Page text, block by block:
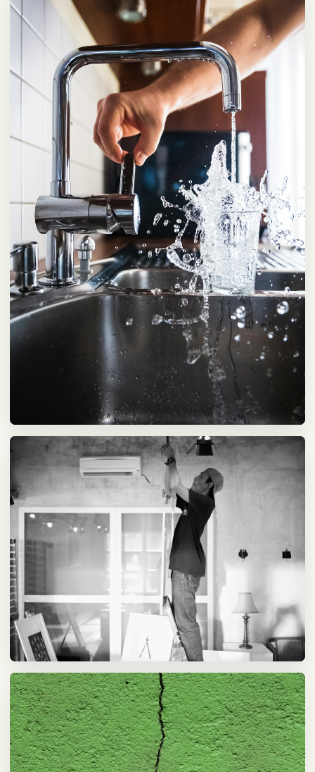
공구와 자재 사진을 함께 배치해 실제 작업 준비 흐름이 보이게 했습
니다.
싱크대·수전
누수, 수전, 배수 문제는 사진과 위치만으로 1차 분류가 가능합니다.
전기·콘센트
안전 점검이 필요한 전기 품목은 체크리스트 기반으로 접수합니다.